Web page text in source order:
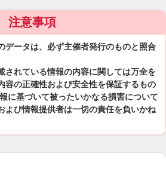
注意事項
データは、必ず主催者発行のものと照合
されている情報の内容に関しては万全を
容の正確性および安全性を保証するもの
に基づいて被ったいかなる損害について
よび情報提供者は一切の責任を負いかね